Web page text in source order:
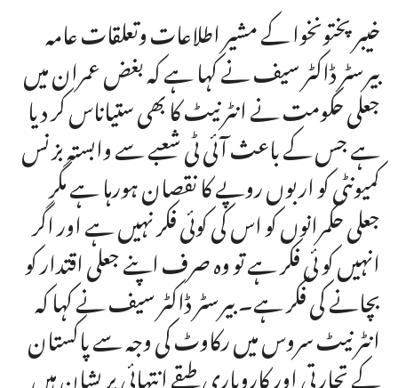
خیبر پختونخوا کے مشیر اطلاعات وتعلقات عامہ
بیرسٹر ڈاکٹر سیف نے کہا ہے کہ بغض عمران میں
جعلی حکومت نے انٹرنیٹ کا بھی ستیاناس کر دیا
ہے جس کے باعث آئی ٹی شعبے سے وابستہ بزنس
کمیونٹی کو اربوں روپے کا نقصان ہورہا ہے مگر
جعلی حکمرانوں کو اس کی کوئی فکر نہیں ہے اور اگر
انہیں کو ئی فکر ہے تو وہ صرف اپنے جعلی اقتدار کو
بچانے کی فکر ہے۔ بیرسٹر ڈاکٹر سیف نے کہا کہ
انٹر نیٹ سروس میں رکاوٹ کی وجہ سے پاکستان
کے تجارتی اور کاروباری طبقے انتہائی پریشان ہیں